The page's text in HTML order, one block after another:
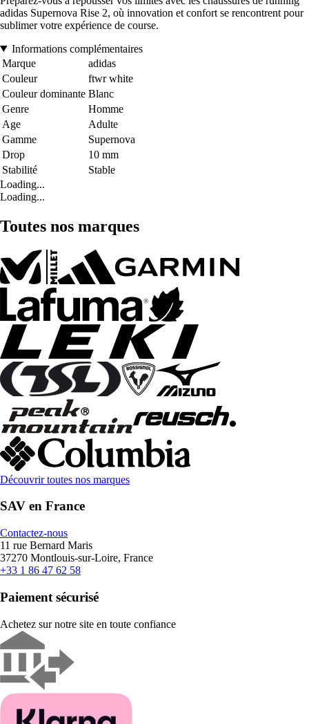
adidas Supernova Rise 2, où innovation et confort se rencontrent pour
sublimer votre expérience de course.
Informations complémentaires
Marque
adidas
Couleur
ftwr white
Couleur dominante Blanc
Genre
Homme
Age
Adulte
Gamme
Supernova
Drop
10 mm
Stabilité
Stable
Loading...
Loading...
Toutes nos marques
Découvrir toutes nos marques
SAV en France
Contactez-nous
11 rue Bernard Maris
37270 Montlouis-sur-Loire, France
+33 1 86 47 62 58
Paiement sécurisé
Achetez sur notre site en toute confiance